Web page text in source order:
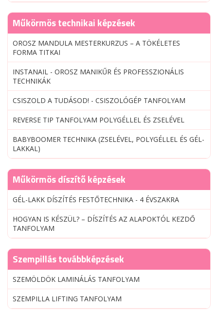
Műkörmös technikai képzések
OROSZ MANDULA MESTERKURZUS – A TÖKÉLETES
FORMA TITKAI
INSTANAIL - OROSZ MANIKŰR ÉS PROFESSZIONÁLIS
TECHNIKÁK
CSISZOLD A TUDÁSOD! - CSISZOLÓGÉP TANFOLYAM
REVERSE TIP TANFOLYAM POLYGÉLLEL ÉS ZSELÉVEL
BABYBOOMER TECHNIKA (ZSELÉVEL, POLYGÉLLEL ÉS GÉL-
LAKKAL)
Műkörmös díszítő képzések
GÉL-LAKK DÍSZÍTÉS FESTŐTECHNIKA - 4 ÉVSZAKRA
HOGYAN IS KÉSZÜL? – DÍSZÍTÉS AZ ALAPOKTÓL KEZDŐ
TANFOLYAM
Szempillás továbbképzések
SZEMÖLDÖK LAMINÁLÁS TANFOLYAM
SZEMPILLA LIFTING TANFOLYAM